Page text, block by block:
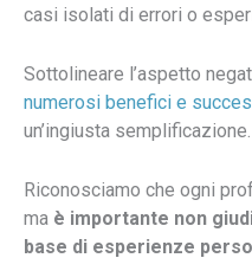
casi isolati di errori o
Sottolineare l’aspetto
numerosi benefici e
un’ingiusta semplificazione.
Riconosciamo che ogni
ma è importante non
base di esperienze